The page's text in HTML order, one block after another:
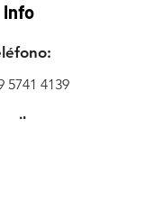
Info
5741 4139